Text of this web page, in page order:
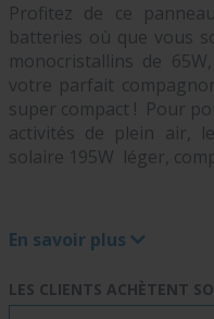
Profitez de ce
batteries où que vous
monocristallins de
votre parfait
super compact ! Pour
activités de plein air,
solaire 195W léger,
En savoir plus
LES CLIENTS ACHÈTENT